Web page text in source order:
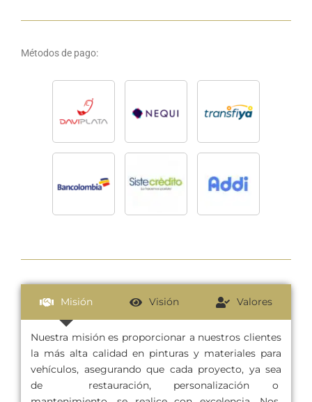
Métodos de pago:
Misión Visión Valores
Nuestra misión es proporcionar a nuestros clientes
la más alta calidad en pinturas y materiales para
vehículos, asegurando que cada proyecto, ya sea
de restauración, personalización o